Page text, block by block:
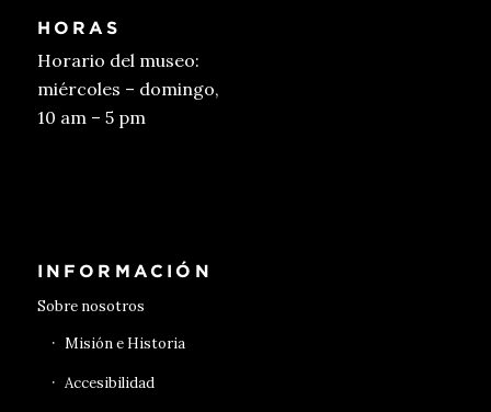
HORAS
Horario del museo:
miércoles – domingo,
10 am – 5 pm
INFORMACIÓN
Sobre nosotros
Misión e Historia
Accesibilidad